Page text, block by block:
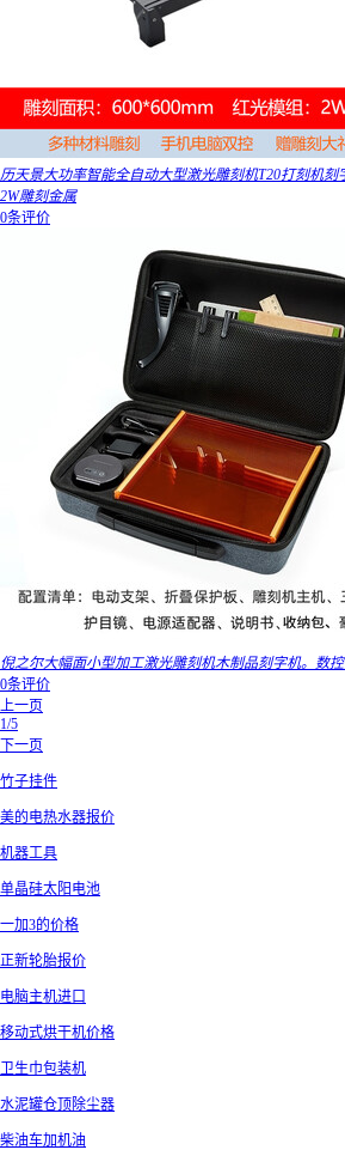
历天景大功率智能全自动大型激光雕刻机T20打刻机刻
2W雕刻金属
0条评价
倪之尔大幅面小型加工激光雕刻机木制品刻字机。数
0条评价
上一页
1/5
下一页
竹子挂件
美的电热水器报价
机器工具
单晶硅太阳电池
一加3的价格
正新轮胎报价
电脑主机进口
移动式烘干机价格
卫生巾包装机
水泥罐仓顶除尘器
柴油车加机油